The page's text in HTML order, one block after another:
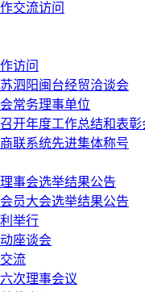
交流访问
访问
泗阳闽台经贸洽谈会
常务理事单位
开年度工作总结和表彰
联系统先进集体称号
事会选举结果公告
员大会选举结果公告
举行
座谈会
流
次理事会议